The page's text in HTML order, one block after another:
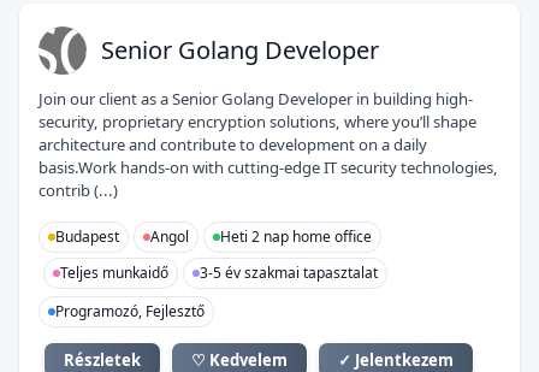
SGSenior Golang Developer
Join our client as a Senior Golang Developer in building high-
security, proprietary encryption solutions, where you’ll shape
architecture and contribute to development on a daily
basis.Work hands-on with cutting-edge IT security technologies,
contrib (...)
Budapest Angol
Heti 2 nap home office
Teljes munkaidő
3-5 év szakmai tapasztalat
Programozó, Fejlesztő
Részletek ♡ Kedvelem ✓ Jelentkezem